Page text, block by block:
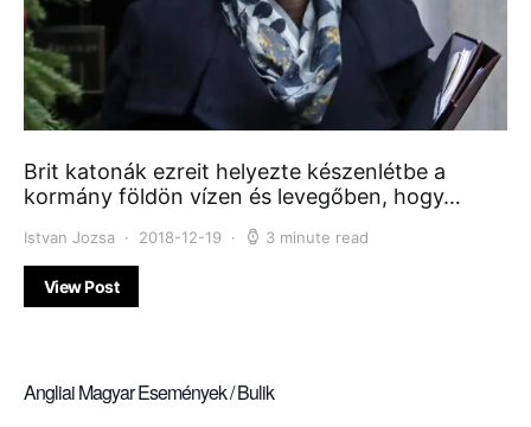
Brit katonák ezreit helyezte készenlétbe a
kormány földön vízen és levegőben, hogy…
Istvan Jozsa 2018-12-19 3 minute read
View Post
Angliai Magyar Események / Bulik